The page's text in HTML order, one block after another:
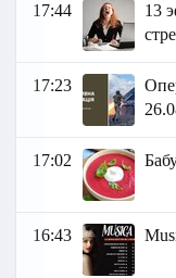
17:44
13
17:23
17:02
16:43